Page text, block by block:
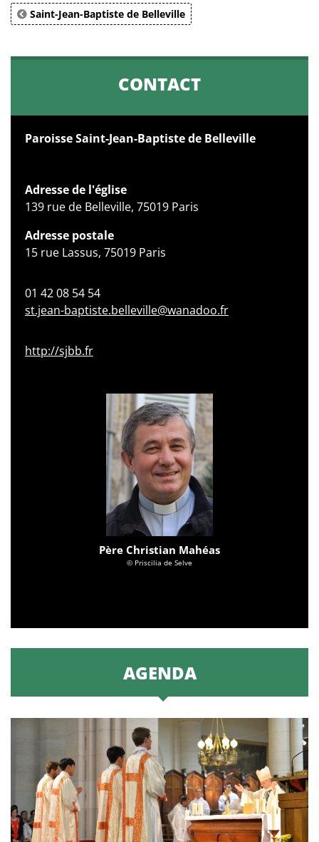
Saint-Jean-Baptiste de Belleville
CONTACT
Paroisse Saint-Jean-Baptiste de Belleville
Adresse de l'église
139 rue de Belleville, 75019 Paris
Adresse postale
15 rue Lassus, 75019 Paris
01 42 08 54 54
st.jean-baptiste.belleville@wanadoo.fr
http://sjbb.fr
Père Christian Mahéas
© Priscilia de Selve
AGENDA